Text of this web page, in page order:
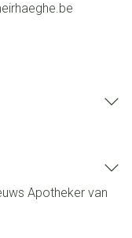
Apotheker van